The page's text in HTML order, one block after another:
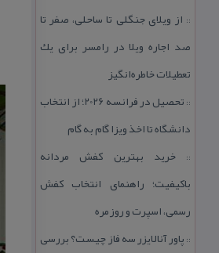
:: از ویلای جنگلی تا ساحلی، صفر تا
صد اجاره ویلا در رامسر برای یك
تعطیلات خاطره‌انگیز
::
تحصیل در فرانسه 2026؛ از انتخاب
دانشگاه تا اخذ ویزا گام به گام
::خرید بهترین كفش مردانه
باكیفیت؛ راهنمای انتخاب كفش
رسمی، اسپرت و روزمره
:: پاور آنالایزر سه فاز چیست؟ بررسی